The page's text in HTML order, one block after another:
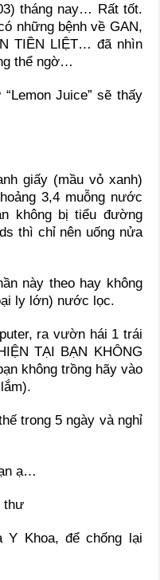
tháng nay… Rất tốt.
những bệnh về GAN,
TIỀN LIỆT… đã nhìn
thể ngờ…
Juice” sẽ thấy
giấy (mầu vỏ xanh)
3,4 muỗng nước
không bị tiểu đường
thì chỉ nên uống nửa
này theo hay không
ly lớn) nước lọc.
ra vườn hái 1 trái
TẠI BẠN KHÔNG
không trồng hãy vào
trong 5 ngày và nghỉ
ạ…
thư
Khoa, để chống lại